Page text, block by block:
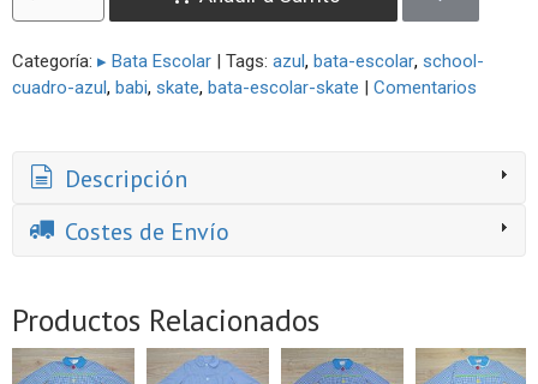
Categoría: ▸ Bata Escolar | Tags: azul bata-escolar school-
cuadro-azul babi skate bata-escolar-skate | Comentarios
Descripción
Costes de Envío
Productos Relacionados